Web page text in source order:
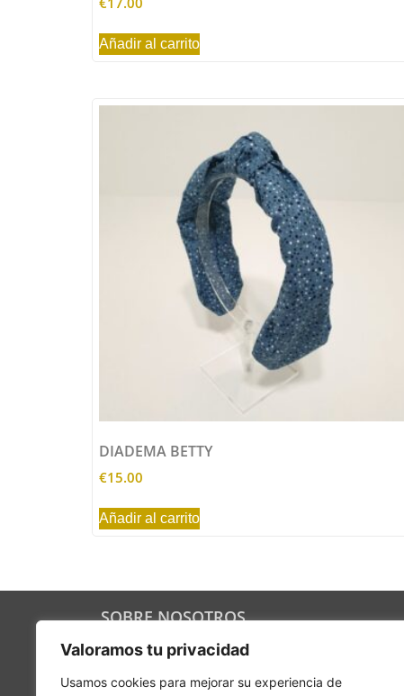
Valoramos tu privacidad
Usamos cookies para mejorar su experiencia de
Añadir al carrito
DIADEMA BETTY
€15.00
Añadir al carrito
SOBRE NOSOTROS
apuestan por piezas auténticas, originales y
hogar. Y a tu vida.